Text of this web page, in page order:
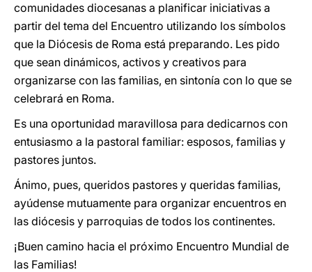
comunidades diocesanas a planificar iniciativas a
partir del tema del Encuentro utilizando los símbolos
que la Diócesis de Roma está preparando. Les pido
que sean dinámicos, activos y creativos para
organizarse con las familias, en sintonía con lo que se
celebrará en Roma.
Es una oportunidad maravillosa para dedicarnos con
entusiasmo a la pastoral familiar: esposos, familias y
pastores juntos.
Ánimo, pues, queridos pastores y queridas familias,
ayúdense mutuamente para organizar encuentros en
las diócesis y parroquias de todos los continentes.
¡Buen camino hacia el próximo Encuentro Mundial de
las Familias!